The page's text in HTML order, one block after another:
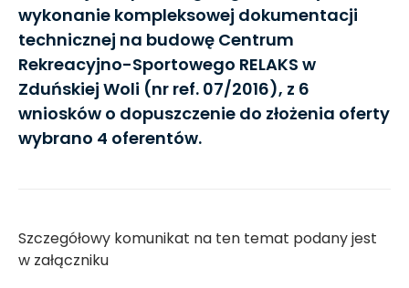
wykonanie kompleksowej dokumentacji
technicznej na budowę Centrum
Rekreacyjno-Sportowego RELAKS w
Zduńskiej Woli (nr ref. 07/2016), z 6
wniosków o dopuszczenie do złożenia oferty
wybrano 4 oferentów.
Szczegółowy komunikat na ten temat podany jest
w załączniku